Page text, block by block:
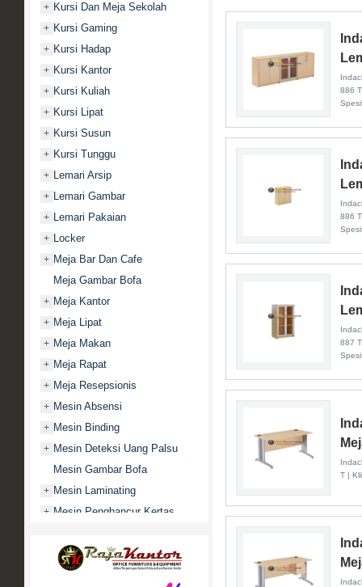
+ Kursi Dan Meja Sekolah
+ Kursi Gaming
+ Kursi Hadap
+ Kursi Kantor
+ Kursi Kuliah
+ Kursi Lipat
+ Kursi Susun
+ Kursi Tunggu
+ Lemari Arsip
+ Lemari Gambar
+ Lemari Pakaian
+ Locker
+ Meja Bar Dan Cafe
Meja Gambar Bofa
+ Meja Kantor
+ Meja Lipat
+ Meja Makan
+ Meja Rapat
+ Meja Resepsionis
+ Mesin Absensi
+ Mesin Binding
+ Mesin Deteksi Uang Palsu
Mesin Gambar Bofa
+ Mesin Laminating
+ Mesin Penghancur Kertas
Mobile File / Roll O Pack
Movitex
886
886
887
T |